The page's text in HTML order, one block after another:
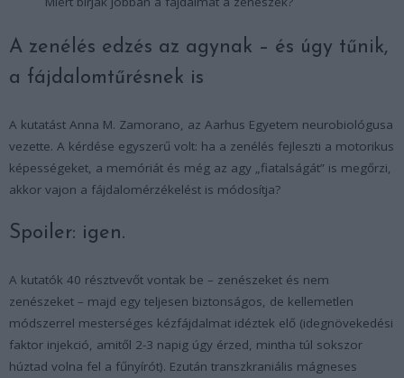
A zenélés edzés az agynak – és úgy tűnik,
a fájdalomtűrésnek is
A kutatást Anna M. Zamorano, az Aarhus Egyetem neurobiológusa
vezette. A kérdése egyszerű volt: ha a zenélés fejleszti a motorikus
képességeket, a memóriát és még az agy „fiatalságát” is megőrzi,
akkor vajon a fájdalomérzékelést is módosítja?
Spoiler: igen.
A kutatók 40 résztvevőt vontak be – zenészeket és nem
zenészeket – majd egy teljesen biztonságos, de kellemetlen
módszerrel mesterséges kézfájdalmat idéztek elő (idegnövekedési
faktor injekció, amitől 2-3 napig úgy érzed, mintha túl sokszor
húztad volna fel a fűnyírót). Ezután transzkraniális mágneses